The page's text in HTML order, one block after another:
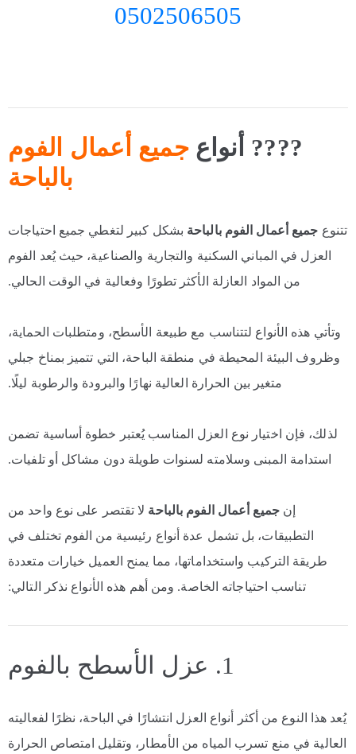
0502506505
???? أنواعجميع أعمال الفوم
بالباحة
تتنوع جميع أعمال الفوم بالباحة بشكل كبير لتغطي جميع احتياجات
العزل في المباني السكنية والتجارية والصناعية، حيث يُعد الفوم
من المواد العازلة الأكثر تطورًا وفعالية في الوقت الحالي.
وتأتي هذه الأنواع لتتناسب مع طبيعة الأسطح، ومتطلبات الحماية،
وظروف البيئة المحيطة في منطقة الباحة، التي تتميز بمناخ جبلي
متغير بين الحرارة العالية نهارًا والبرودة والرطوبة ليلًا.
لذلك، فإن اختيار نوع العزل المناسب يُعتبر خطوة أساسية تضمن
استدامة المبنى وسلامته لسنوات طويلة دون مشاكل أو تلفيات.
إنجميع أعمال الفوم بالباحة لا تقتصر على نوع واحد من
التطبيقات، بل تشمل عدة أنواع رئيسية من الفوم تختلف في
طريقة التركيب واستخداماتها، مما يمنح العميل خيارات متعددة
تناسب احتياجاته الخاصة. ومن أهم هذه الأنواع نذكر التالي:
1. عزل الأسطح بالفوم
يُعد هذا النوع من أكثر أنواع العزل انتشارًا في الباحة، نظرًا لفعاليته
العالية في منع تسرب المياه من الأمطار، وتقليل امتصاص الحرارة